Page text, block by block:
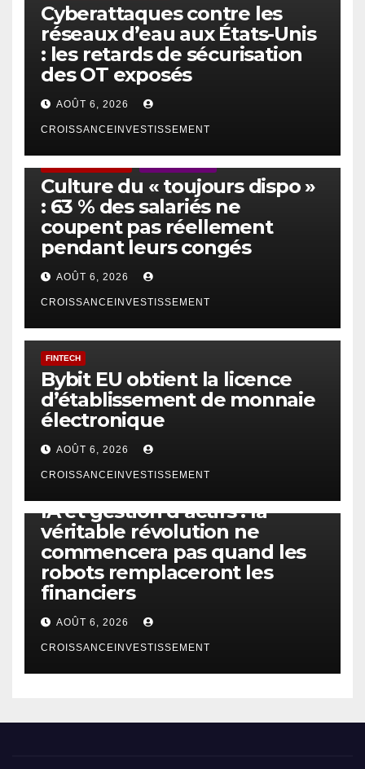
Cyberattaques contre les
réseaux d’eau aux États-Unis
: les retards de sécurisation
des OT exposés
AOÛT 6, 2026
CROISSANCEINVESTISSEMENT
Culture du « toujours dispo »
: 63 % des salariés ne
coupent pas réellement
pendant leurs congés
AOÛT 6, 2026
CROISSANCEINVESTISSEMENT
FINTECH
Bybit EU obtient la licence
d’établissement de monnaie
électronique
AOÛT 6, 2026
CROISSANCEINVESTISSEMENT
IA et gestion d’actifs : la
véritable révolution ne
commencera pas quand les
robots remplaceront les
financiers
AOÛT 6, 2026
CROISSANCEINVESTISSEMENT